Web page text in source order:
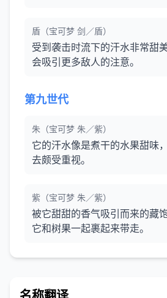
盾（宝可梦 剑／盾）
受到袭击时流下的汗水非常甜
会吸引更多敌人的注意。
第九世代
朱（宝可梦 朱／紫）
它的汗水像是煮干的水果甜味
去颇受重视。
紫（宝可梦 朱／紫）
被它甜甜的香气吸引而来的藏
它和树果一起裹起来带走。